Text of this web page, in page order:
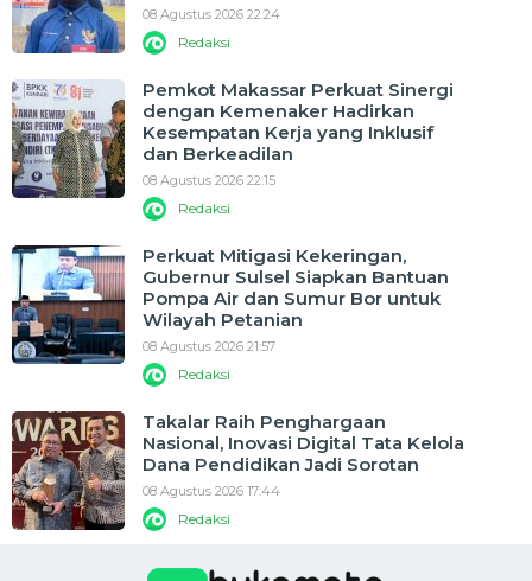
08 Agustus 2026 22:24
Redaksi
Pemkot Makassar Perkuat Sinergi
dengan Kemenaker Hadirkan
Kesempatan Kerja yang Inklusif
dan Berkeadilan
08 Agustus 2026 22:15
Redaksi
Perkuat Mitigasi Kekeringan,
Gubernur Sulsel Siapkan Bantuan
Pompa Air dan Sumur Bor untuk
Wilayah Petanian
08 Agustus 2026 21:57
Redaksi
Takalar Raih Penghargaan
Nasional, Inovasi Digital Tata Kelola
Dana Pendidikan Jadi Sorotan
08 Agustus 2026 17:44
Redaksi